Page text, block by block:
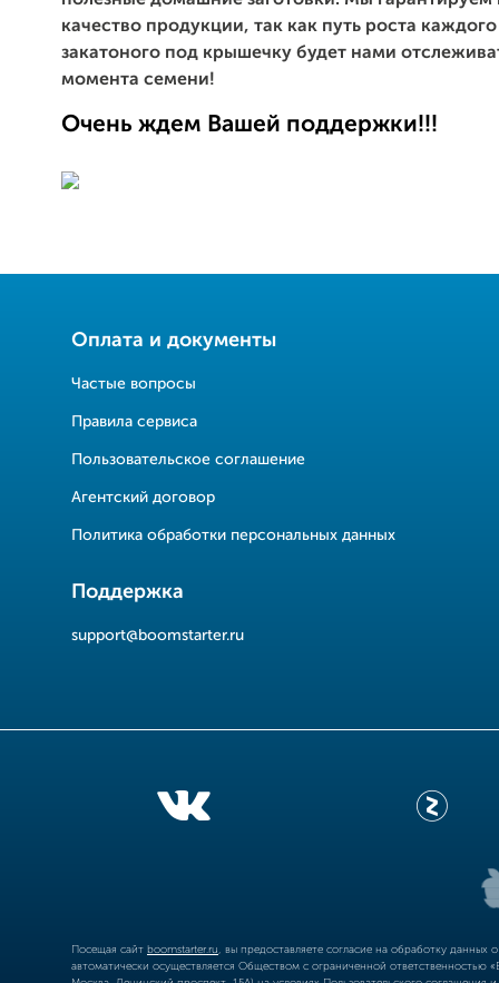
качество продукции, так как путь роста
закатоного под крышечку будет нами
момента семени!
Очень ждем Вашей поддержки!!!
Оплата и документы
Частые вопросы
Правила сервиса
Пользовательское соглашение
Агентский договор
Политика обработки персональных данных
Поддержка
support@boomstarter.ru
Посещая сайт boomstarter.ru , вы предоставляете согласие на обработку
автоматически осуществляется Обществом с ограниченной